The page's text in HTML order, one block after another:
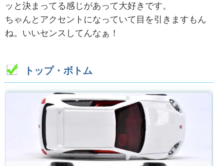
ッと決まってる感じがあって大好きです。
ちゃんとアクセントになっていて目を引きますもん
ね。いいセンスしてんなぁ！
トップ・ボトム